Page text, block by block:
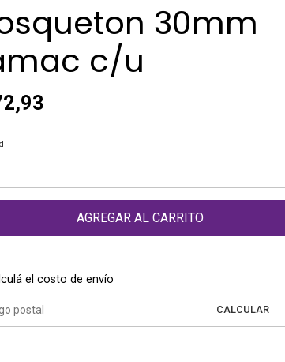
30mm
c/u
AGREGAR AL CARRITO
el costo de envío
CALCULAR